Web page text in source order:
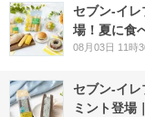
セブン‐イ
場！夏に食
08月03日 11時
セブン‐イ
ミント登場